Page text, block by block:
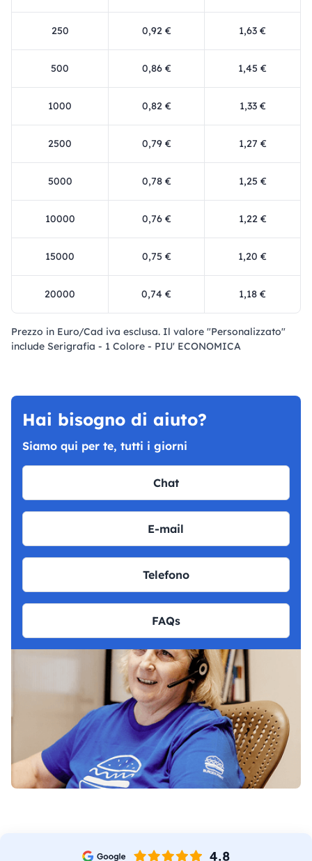
250 0,92 € 1,63 €
500 0,86 € 1,45 €
1000 0,82 € 1,33 €
2500 0,79 € 1,27 €
5000 0,78 € 1,25 €
10000 0,76 € 1,22 €
15000 0,75 € 1,20 €
20000 0,74 € 1,18 €
Prezzo in Euro/Cad iva esclusa. Il valore "Personalizzato"
include Serigrafia - 1 Colore - PIU' ECONOMICA
Hai bisogno di aiuto?
Siamo qui per te, tutti i giorni
Chat
E-mail
Telefono
FAQs